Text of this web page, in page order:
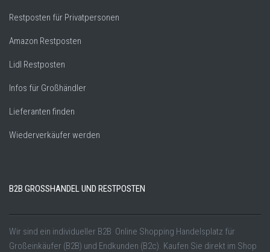
Restposten für Privatpersonen
Amazon Restposten
Lidl Restposten
Infos für Großhändler
Lieferanten finden
Wiederverkäufer werden
B2B GROSSHANDEL UND RESTPOSTEN
Wir sind ein individueller B2B Online Shopping Handelsplatz für
Großeinkäufer (B2B) und Endkunden (B2c). Kaufen Sie direkt im Shop